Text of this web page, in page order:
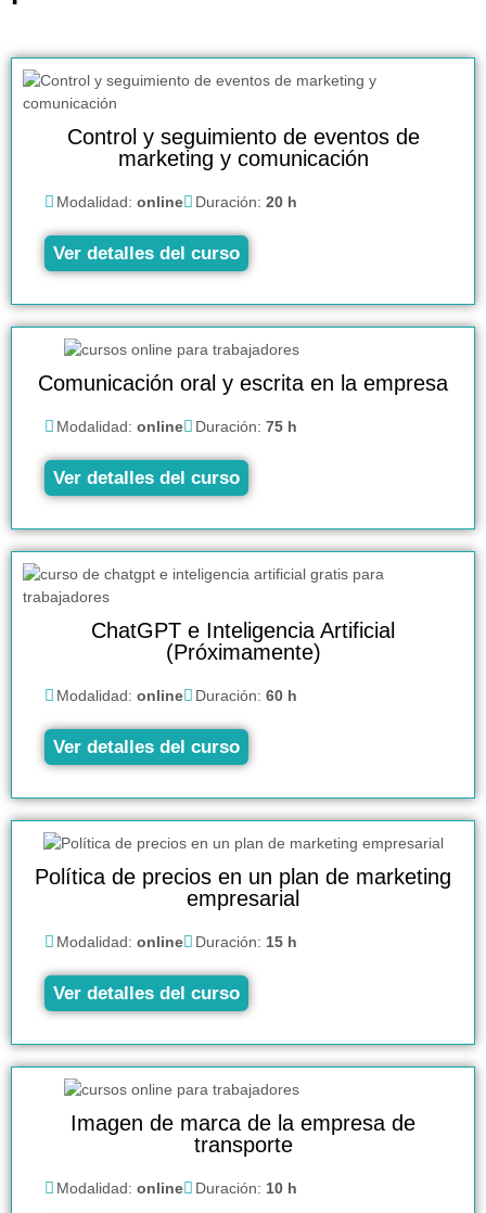
Control y seguimiento de eventos de
marketing y comunicación
Modalidad: online Duración: 20 h
Ver detalles del curso
Comunicación oral y escrita en la empresa
Modalidad: online Duración: 75 h
Ver detalles del curso
ChatGPT e Inteligencia Artificial
(Próximamente)
Modalidad: online Duración: 60 h
Ver detalles del curso
Política de precios en un plan de marketing
empresarial
Modalidad: online Duración: 15 h
Ver detalles del curso
Imagen de marca de la empresa de
transporte
Modalidad: online Duración: 10 h